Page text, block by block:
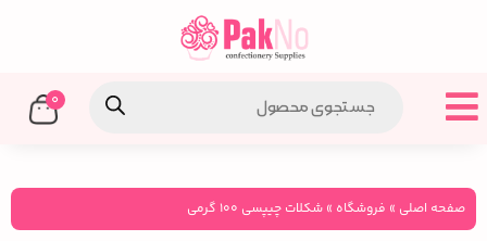
0
صفحه اصلی » فروشگاه » شکلات چیپسی ۱۰۰ گرمی